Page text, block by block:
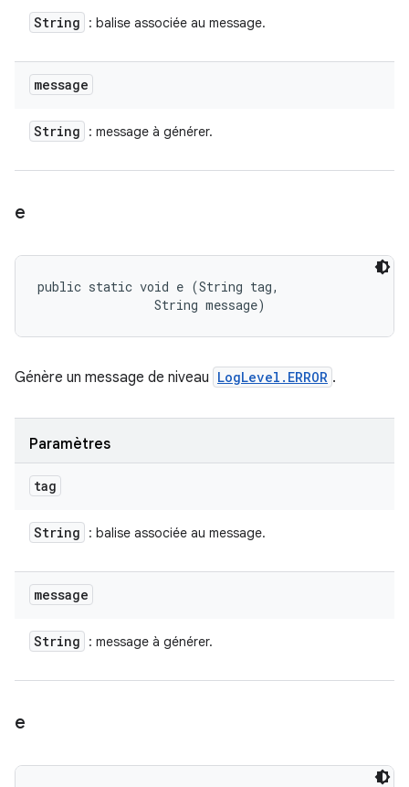
String : balise associée au message.
message
String : message à générer.
e
public static void e (String tag,
                String message)
Génère un message de niveau LogLevel.ERROR .
Paramètres
tag
String : balise associée au message.
message
String : message à générer.
e